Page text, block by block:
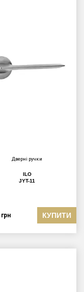
Дверні ручки
ILO
JYT-11
грн КУПИТИ